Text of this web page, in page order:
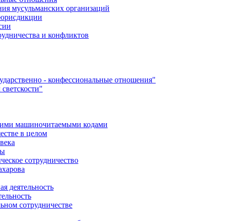
мусульманских организаций
и конфликтов
- конфессиональные отношения"
машиночитаемыми кодами
в целом
сотрудничество
деятельность
сотрудничестве